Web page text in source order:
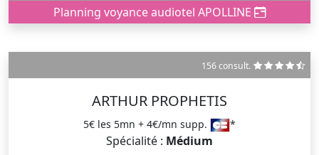
Planning voyance audiotel APOLLINE
156 consult.
ARTHUR PROPHETIS
5€ les 5mn + 4€/mn supp. *
Spécialité : Médium